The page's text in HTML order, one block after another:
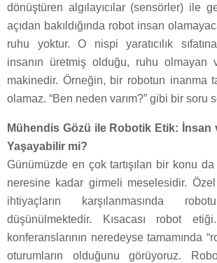
dönüştüren algılayıcılar (sensörler) ile
açıdan bakıldığında robot insan
ruhu yoktur. O nispi yaratıcılık
insanın üretmiş olduğu, ruhu olmayan
makinedir. Örneğin, bir robotun inanma
olamaz. “Ben neden varım?” gibi bir soru
Mühendis Gözü ile Robotik Etik: İnsan
Yaşayabilir mi?
Günümüzde en çok tartışılan bir konu da
neresine kadar girmeli meselesidir.
ihtiyaçların karşılanmasında
düşünülmektedir. Kısacası robot
konferanslarının neredeyse tamamında
oturumların olduğunu görüyoruz.